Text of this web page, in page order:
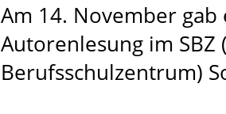
Am 14. November
Autorenlesung im SBZ
Berufsschulzentrum)